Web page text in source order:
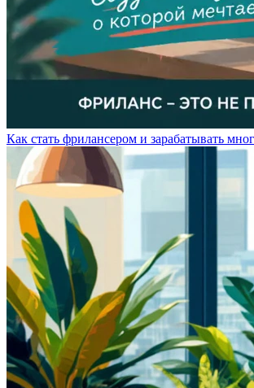
Как стать фрилансером и зарабатывать